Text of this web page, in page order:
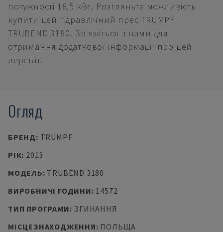
потужності 18,5 кВт. Розгляньте можливість
купити цей гідравлічний прес TRUMPF
TRUBEND 3180. Зв'яжіться з нами для
отримання додаткової інформації про цей
верстат.
Огляд
БРЕНД: TRUMPF
РІК: 2013
МОДЕЛЬ: TRUBEND 3180
ВИРОБНИЧІ ГОДИНИ: 14572
ТИП ПРОГРАМИ: ЗГИНАННЯ
МІСЦЕЗНАХОДЖЕННЯ: ПОЛЬЩА